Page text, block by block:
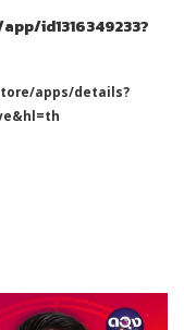
id1316349233?
apps/details?